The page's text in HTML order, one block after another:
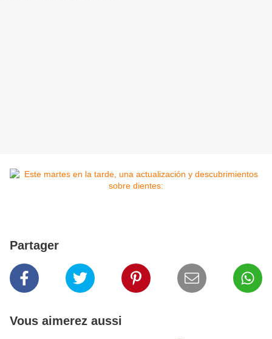
Partager
Vous aimerez aussi